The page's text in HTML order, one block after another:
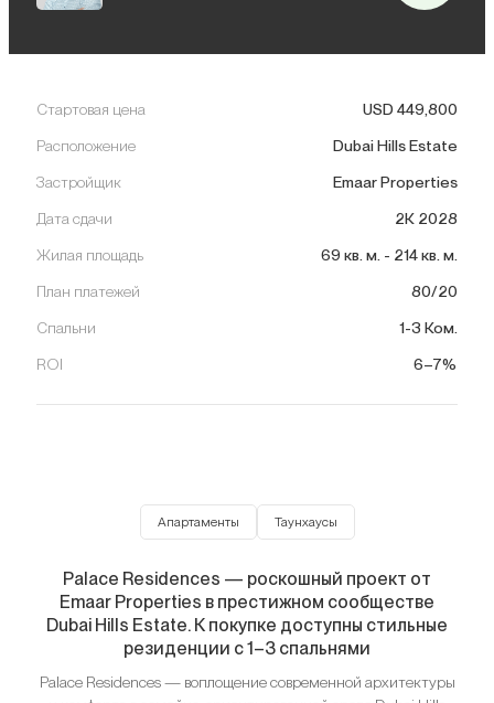
Стартовая цена USD 449,800
Расположение Dubai Hills Estate
Застройщик Emaar Properties
Дата сдачи 2К 2028
Жилая площадь 69 кв. м. - 214кв. м.
План платежей 80/20
Спальни 1-3 Ком.
ROI 6–7%
Апартаменты Таунхаусы
Palace Residences — роскошный проект от
Emaar Properties в престижном сообществе
Dubai Hills Estate. К покупке доступны стильные
резиденции с 1–3 спальнями
Palace Residences — воплощение современной архитектуры